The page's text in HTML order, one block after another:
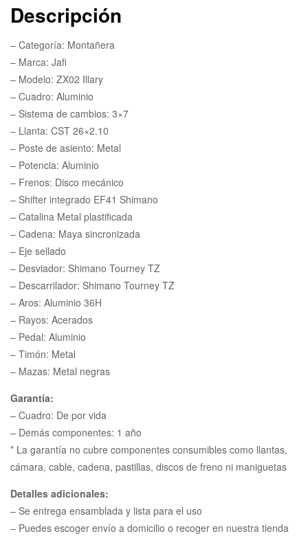
Descripción
– Categoría: Montañera
– Marca: Jafi
– Modelo: ZX02 Illary
– Cuadro: Aluminio
– Sistema de cambios: 3×7
– Llanta: CST 26×2.10
– Poste de asiento: Metal
– Potencia: Aluminio
– Frenos: Disco mecánico
– Shifter integrado EF41 Shimano
– Catalina Metal plastificada
– Cadena: Maya sincronizada
– Eje sellado
– Desviador: Shimano Tourney TZ
– Descarrilador: Shimano Tourney TZ
– Aros: Aluminio 36H
– Rayos: Acerados
– Pedal: Aluminio
– Timón: Metal
– Mazas: Metal negras
Garantía:
– Cuadro: De por vida
– Demás componentes: 1 año
* La garantía no cubre componentes consumibles como llantas,
cámara, cable, cadena, pastillas, discos de freno ni maniguetas
Detalles adicionales:
– Se entrega ensamblada y lista para el uso
– Puedes escoger envío a domicilio o recoger en nuestra tienda